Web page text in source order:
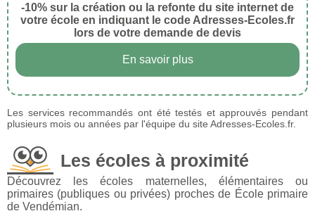
-10% sur la création ou la refonte du site internet de
votre école en indiquant le code Adresses-Ecoles.fr
lors de votre demande de devis
En savoir plus
Les services recommandés ont été testés et approuvés pendant
plusieurs mois ou années par l'équipe du site Adresses-Ecoles.fr.
Les écoles à proximité
Découvrez les écoles maternelles, élémentaires ou
primaires (publiques ou privées) proches de École primaire
de Vendémian.